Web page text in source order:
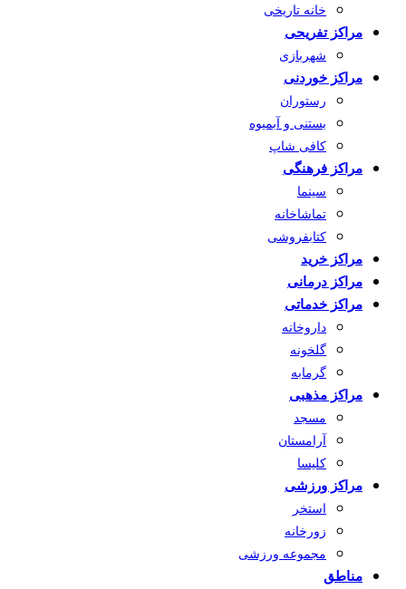
خانه تاریخی
مراکز تفریحی
شهربازی
مراکز خوردنی
رستوران
بستنی و آبمیوه
کافی شاپ
مراکز فرهنگی
سینما
تماشاخانه
کتابفروشی
مراکز خرید
مراکز درمانی
مراکز خدماتی
داروخانه
گلخونه
گرمابه
مراکز مذهبی
مسجد
آرامستان
کلیسا
مراکز ورزشی
استخر
زورخانه
مجموعه ورزشی
مناطق